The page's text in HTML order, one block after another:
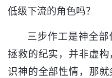
低级下流的角色吗？
三步作工是神全
拯救的纪实，并非虚
识神的全部性情，那